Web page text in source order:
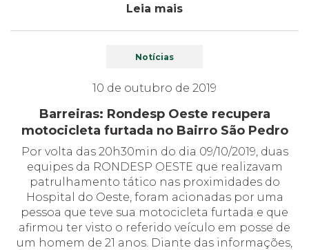
Leia mais
Notícias
10 de outubro de 2019
Barreiras: Rondesp Oeste recupera
motocicleta furtada no Bairro São Pedro
Por volta das 20h30min do dia 09/10/2019, duas
equipes da RONDESP OESTE que realizavam
patrulhamento tático nas proximidades do
Hospital do Oeste, foram acionadas por uma
pessoa que teve sua motocicleta furtada e que
afirmou ter visto o referido veículo em posse de
um homem de 21 anos. Diante das informações,